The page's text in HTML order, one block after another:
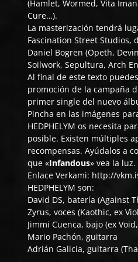
(Hamlet, Wormed, Vita
Cure…).
La masterización tendrá
Fascination Street Studios,
Daniel Bogren (Opeth,
Soilwork, Sepultura, Arch
Al final de este texto
promoción de la campaña
primer single del nuevo
Pincha en las imágenes
HEDPHELYM os necesita
posible. Existen múltiples
recompensas. Ayúdalos a
que «Infandous» vea la luz.
Enlace Verkami: http://
HEDPHELYM son:
David DS, batería (Against
Zyrus, voces (Kaothic, ex
Jimmi Cuenca, bajo (ex
Mario Pachón, guitarra
Adrián Galicia, guitarra